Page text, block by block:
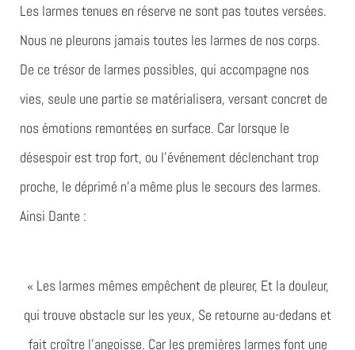
Les larmes tenues en réserve ne sont pas toutes versées.
Nous ne pleurons jamais toutes les larmes de nos corps.
De ce trésor de larmes possibles, qui accompagne nos
vies, seule une partie se matérialisera, versant concret de
nos émotions remontées en surface. Car lorsque le
désespoir est trop fort, ou l’événement déclenchant trop
proche, le déprimé n’a même plus le secours des larmes.
Ainsi Dante :
« Les larmes mêmes empêchent de pleurer, Et la douleur,
qui trouve obstacle sur les yeux, Se retourne au-dedans et
fait croître l’angoisse. Car les premières larmes font une